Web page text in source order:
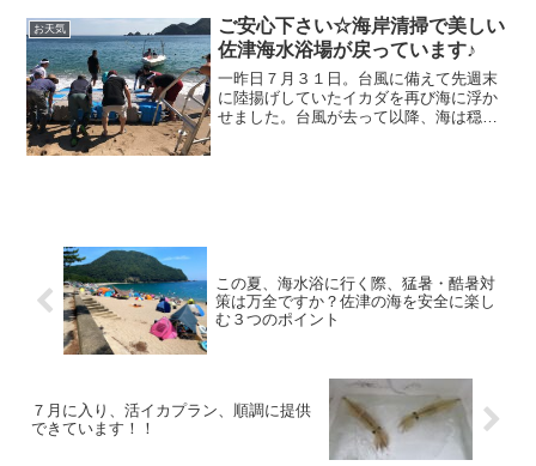
育をされています。牛に...
お天気
ご安心下さい☆海岸清掃で美しい
佐津海水浴場が戻っています♪
一昨日７月３１日。台風に備えて先週末
に陸揚げしていたイカダを再び海に浮か
せました。台風が去って以降、海は穏や
この夏、海水浴に行く際、猛暑・酷暑対
策は万全ですか？佐津の海を安全に楽し
む３つのポイント
７月に入り、活イカプラン、順調に提供
できています！！